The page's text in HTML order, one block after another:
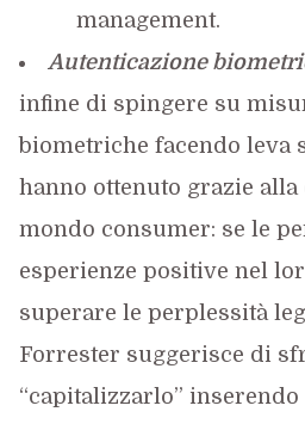
management.
Autenticazione
infine di spingere su
biometriche facendo leva
hanno ottenuto grazie alla
mondo consumer: se le
esperienze positive nel
superare le perplessità
Forrester suggerisce di
“capitalizzarlo”